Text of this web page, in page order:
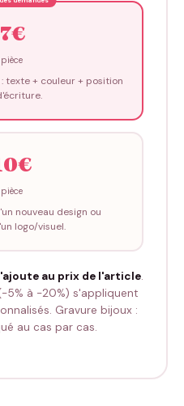
texte + couleur + position
nouveau design ou
logo/visuel.
au prix de l'article.
5% à -20%) s'appliquent
Gravure bijoux :
au cas par cas.